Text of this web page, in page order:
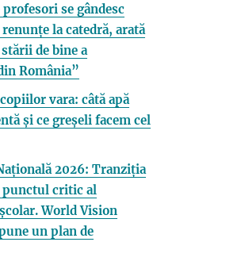
se gândesc
la catedră, arată
de bine a
România”
vara: câtă apă
și ce greșeli facem cel
2026: Tranziția
punctul critic al
World Vision
un plan de